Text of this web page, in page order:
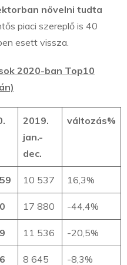
növelni tudta
piaci szereplő is 40
esett vissza.
2020-ban Top10
2019.
jan.-
dec.
változás%
10 537 16,3%
17 880 -44,4%
11 536 -20,5%
8 645 -8,3%